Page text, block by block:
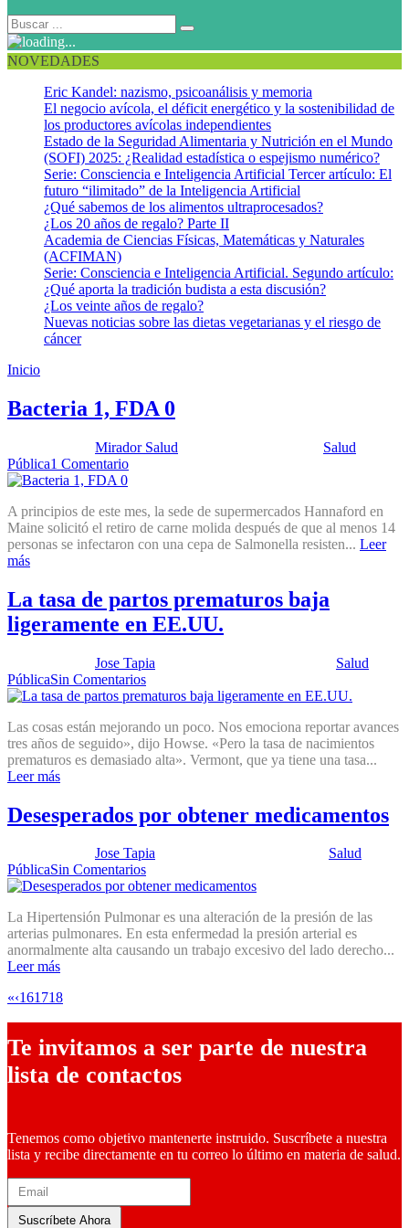
NOVEDADES
Eric Kandel: nazismo, psicoanálisis y memoria
El negocio avícola, el déficit energético y la sostenibilidad de
los productores avícolas independientes
Estado de la Seguridad Alimentaria y Nutrición en el Mundo
(SOFI) 2025: ¿Realidad estadística o espejismo numérico?
Serie: Consciencia e Inteligencia Artificial Tercer artículo: El
futuro “ilimitado” de la Inteligencia Artificial
¿Qué sabemos de los alimentos ultraprocesados?
¿Los 20 años de regalo? Parte II
Academia de Ciencias Físicas, Matemáticas y Naturales
(ACFIMAN)
Serie: Consciencia e Inteligencia Artificial. Segundo artículo:
¿Qué aporta la tradición budista a esta discusión?
¿Los veinte años de regalo?
Nuevas noticias sobre las dietas vegetarianas y el riesgo de
cáncer
Inicio
Bacteria 1, FDA 0
Mirador Salud
Salud
Pública1 Comentario
A principios de este mes, la sede de supermercados Hannaford en
Maine solicitó el retiro de carne molida después de que al menos 14
personas se infectaron con una cepa de Salmonella resisten... Leer
más
La tasa de partos prematuros baja
ligeramente en EE.UU.
Jose Tapia
Salud
PúblicaSin Comentarios
Las cosas están mejorando un poco. Nos emociona reportar avances
tres años de seguido», dijo Howse. «Pero la tasa de nacimientos
prematuros es demasiado alta». Vermont, que ya tiene una tasa...
Leer más
Desesperados por obtener medicamentos
Jose Tapia
Salud
PúblicaSin Comentarios
La Hipertensión Pulmonar es una alteración de la presión de las
arterias pulmonares. En esta enfermedad la presión arterial es
anormalmente alta causando un trabajo excesivo del lado derecho...
Leer más
«‹161718
Te invitamos a ser parte de nuestra
lista de contactos
Tenemos como objetivo mantenerte instruido. Suscríbete a nuestra
lista y recibe directamente en tu correo lo último en materia de salud.
Suscríbete Ahora